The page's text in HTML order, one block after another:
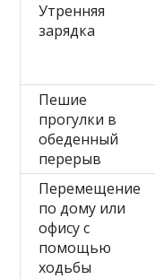
Утренняя
зарядка
Пешие
прогулки в
обеденный
перерыв
Перемещение
по дому или
офису с
помощью
ходьбы